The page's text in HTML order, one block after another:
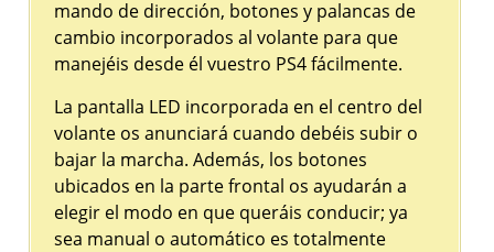
mando de dirección, botones y palancas de
cambio incorporados al volante para que
manejéis desde él vuestro PS4 fácilmente.
La pantalla LED incorporada en el centro del
volante os anunciará cuando debéis subir o
bajar la marcha. Además, los botones
ubicados en la parte frontal os ayudarán a
elegir el modo en que queráis conducir; ya
sea manual o automático es totalmente